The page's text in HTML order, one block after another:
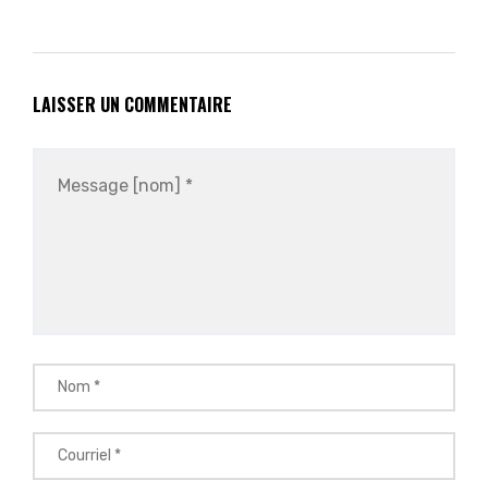
LAISSER UN COMMENTAIRE